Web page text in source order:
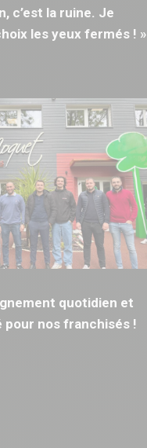
c’est la ruine. Je
les yeux fermés ! »
quotidien et
pour nos franchisés !